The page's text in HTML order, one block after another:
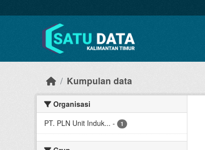
Kumpulan data
Organisasi
PT. PLN Unit Induk... - 1